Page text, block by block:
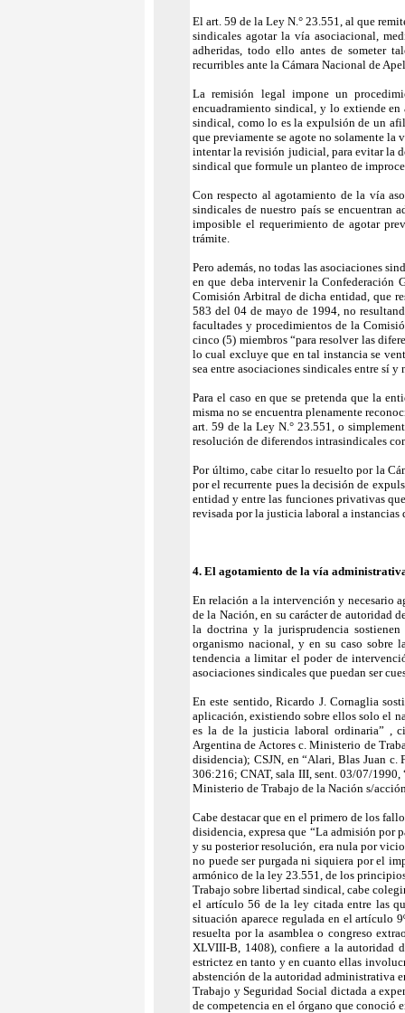
El art. 59 de la Ley N.° 23.551, al que
sindicales agotar la vía asociacional,
adheridas, todo ello antes de someter
recurribles ante la Cámara Nacional de
La remisión legal impone un
encuadramiento sindical, y lo extiende
sindical, como lo es la expulsión de un
que previamente se agote no solamente
intentar la revisión judicial, para evitar la
sindical que formule un planteo de
Con respecto al agotamiento de la vía
sindicales de nuestro país se encuentran
imposible el requerimiento de agotar
trámite.
Pero además, no todas las asociaciones
en que deba intervenir la Confederación
Comisión Arbitral de dicha entidad, que
583 del 04 de mayo de 1994, no
facultades y procedimientos de la
cinco (5) miembros “para resolver las
lo cual excluye que en tal instancia se
sea entre asociaciones sindicales entre sí y
Para el caso en que se pretenda que la
misma no se encuentra plenamente
art. 59 de la Ley N.° 23.551, o
resolución de diferendos intrasindicales
Por último, cabe citar lo resuelto por la
por el recurrente pues la decisión de
entidad y entre las funciones privativas
revisada por la justicia laboral a instancias
4. El agotamiento de la vía
En relación a la intervención y necesario
de la Nación, en su carácter de autoridad
la doctrina y la jurisprudencia
organismo nacional, y en su caso sobre
tendencia a limitar el poder de
asociaciones sindicales que puedan ser
En este sentido, Ricardo J. Cornaglia
aplicación, existiendo sobre ellos solo el
es la de la justicia laboral ordinaria” ,
Argentina de Actores c. Ministerio de
disidencia); CSJN, en “Alari, Blas Juan
306:216; CNAT, sala III, sent. 03/07/
Ministerio de Trabajo de la Nación s/
Cabe destacar que en el primero de los
disidencia, expresa que “La admisión por
y su posterior resolución, era nula por
no puede ser purgada ni siquiera por el
armónico de la ley 23.551, de los
Trabajo sobre libertad sindical, cabe
el artículo 56 de la ley citada entre las
situación aparece regulada en el artículo
resuelta por la asamblea o congreso
XLVIII-B, 1408), confiere a la autoridad
estrictez en tanto y en cuanto ellas
abstención de la autoridad administrativa
Trabajo y Seguridad Social dictada a
de competencia en el órgano que conoció